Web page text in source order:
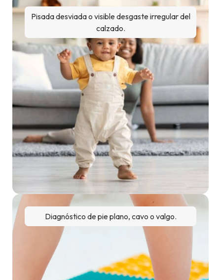
Pisada desviada o visible desgaste irregular del
calzado.
Diagnóstico de pie plano, cavo o valgo.